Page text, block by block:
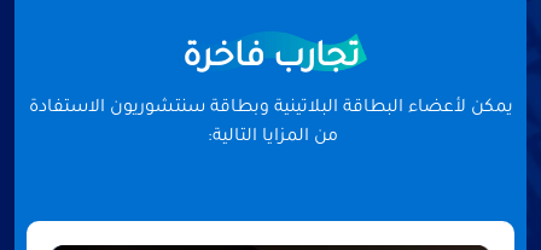
دبي أوبرا
وتجارب مصممة لتقرّبك من الفن المفضل
تجارب فاخرة
يمكن لأعضاء البطاقة البلاتينية وبطاقة سنتشوريون الاستفادة
من المزايا التالية: